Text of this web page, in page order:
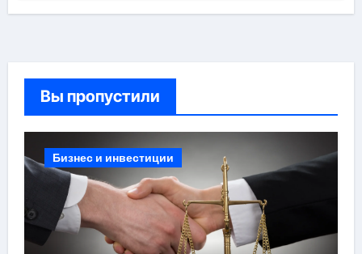
Вы пропустили
Бизнес и инвестиции